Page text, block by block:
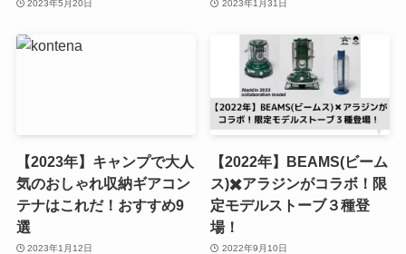
2023年5月20日 2023年1月31日
【2023年】キャンプで大人
気のおしゃれ収納ギアコン
テナはこれだ！おすすめ9
選
2023年1月12日
【2022年】BEAMS(ビーム
ス)✖️アラジンがコラボ！限
定モデルストーブ３種登
場！
2022年9月10日